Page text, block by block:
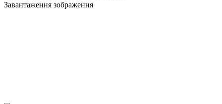
Завантаження зображення